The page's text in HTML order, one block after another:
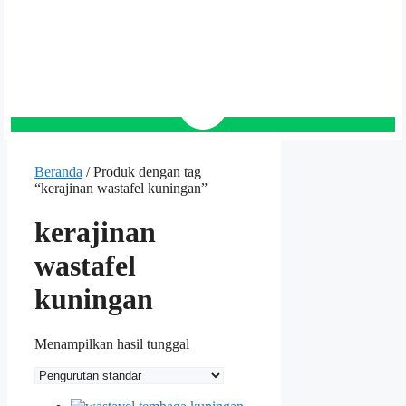
Beranda / Produk dengan tag
“kerajinan wastafel kuningan”
kerajinan
wastafel
kuningan
Menampilkan hasil tunggal